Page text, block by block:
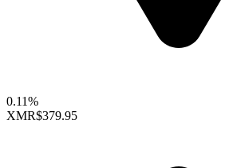
0.11%
XMR$379.95